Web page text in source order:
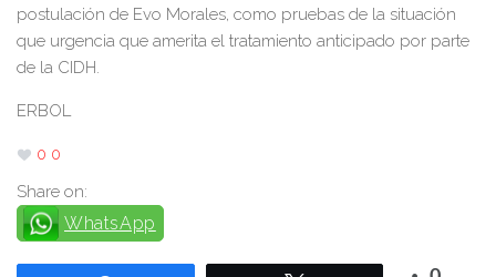
postulación de Evo Morales, como pruebas de la situación
que urgencia que amerita el tratamiento anticipado por parte
de la CIDH.
ERBOL
0 0
Share on:
WhatsApp